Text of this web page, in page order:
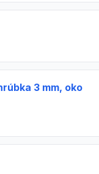
3 mm, oko